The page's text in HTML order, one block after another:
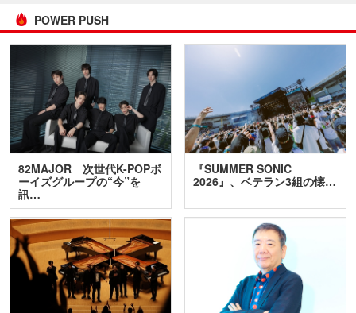
POWER PUSH
82MAJOR 次世代K-POPボ
ーイズグループの“今”を
訊…
『SUMMER SONIC
2026』、ベテラン3組の懐…